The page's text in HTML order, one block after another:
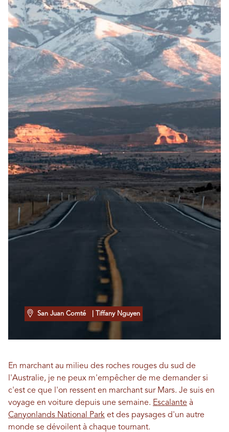
San Juan Comté | Tiffany Nguyen
En marchant au milieu des roches rouges du sud de
l'Australie, je ne peux m'empêcher de me demander si
c'est ce que l'on ressent en marchant sur Mars. Je suis en
voyage en voiture depuis une semaine. Escalante à
Canyonlands National Park et des paysages d'un autre
monde se dévoilent à chaque tournant.